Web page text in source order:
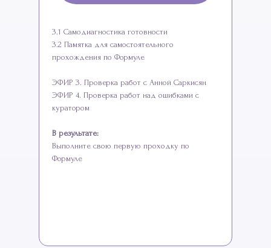
3.1 Самодиагностика готовности
3.2 Памятка для самостоятельного
прохождения по Формуле
ЭФИР 3. Проверка работ с Анной Саркисян
ЭФИР 4. Проверка работ над ошибками с
куратором
В результате:
Выполните свою первую проходку по
Формуле